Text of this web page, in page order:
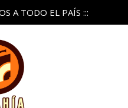
A TODO EL PAÍS :::